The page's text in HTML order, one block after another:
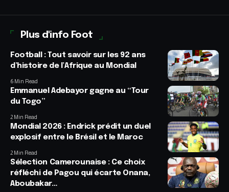
Plus d'info Foot
Football : Tout savoir sur les 92 ans
d’histoire de l’Afrique au Mondial
6 Min Read
Emmanuel Adebayor gagne au “Tour
du Togo”
2 Min Read
Mondial 2026 : Endrick prédit un duel
explosif entre le Brésil et le Maroc
2 Min Read
Sélection Camerounaise : Ce choix
réfléchi de Pagou qui écarte Onana,
Aboubakar…